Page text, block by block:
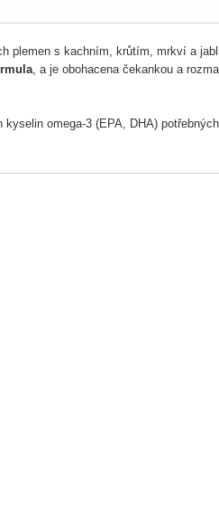
plemen s kachním, krůtím, mrkví a
, a je obohacena čekankou a
omega-3 (EPA, DHA)
polyfenolů a triterpenů. Má